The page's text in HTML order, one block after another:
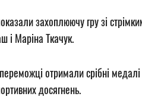
захоплюючу гру зі
і Маріна Ткачук.
отримали срібні
досягнень.